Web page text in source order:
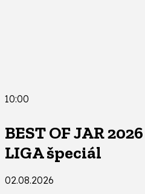
10:00
BEST OF JAR
LIGA špeciál
02.08.2026